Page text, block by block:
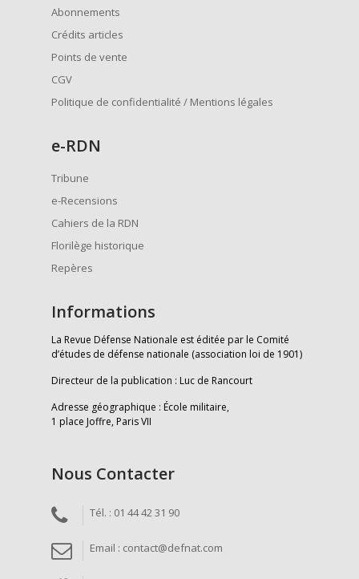
Abonnements
Crédits articles
Points de vente
CGV
Politique de confidentialité / Mentions légales
e-RDN
Tribune
e-Recensions
Cahiers de la RDN
Florilège historique
Repères
Informations
La Revue Défense Nationale est éditée par le Comité
d’études de défense nationale (association loi de 1901)
Directeur de la publication : Luc de Rancourt
Adresse géographique : École militaire,
1 place Joffre, Paris VII
Nous Contacter
Tél. : 01 44 42 31 90
Email : contact@defnat.com